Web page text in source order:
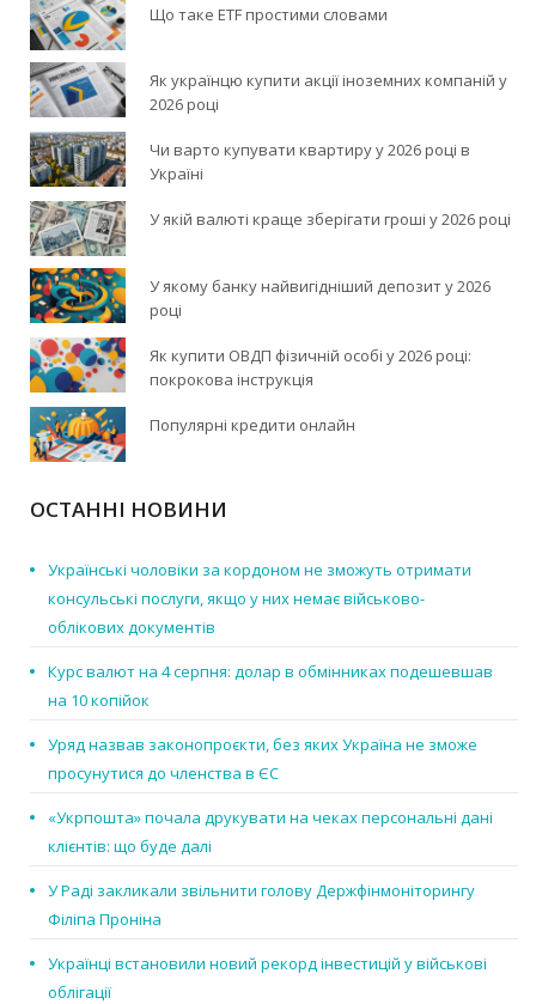
Що таке ETF простими словами
Як українцю купити акції іноземних компаній у
2026 році
Чи варто купувати квартиру у 2026 році в
Україні
У якій валюті краще зберігати гроші у 2026 році
У якому банку найвигідніший депозит у 2026
році
Як купити ОВДП фізичній особі у 2026 році:
покрокова інструкція
Популярні кредити онлайн
ОСТАННІ НОВИНИ
Українські чоловіки за кордоном не зможуть отримати
консульські послуги, якщо у них немає військово-
облікових документів
Курс валют на 4 серпня: долар в обмінниках подешевшав
на 10 копійок
Уряд назвав законопроєкти, без яких Україна не зможе
просунутися до членства в ЄС
«Укрпошта» почала друкувати на чеках персональні дані
клієнтів: що буде далі
У Раді закликали звільнити голову Держфінмоніторингу
Філіпа Проніна
Українці встановили новий рекорд інвестицій у військові
облігації